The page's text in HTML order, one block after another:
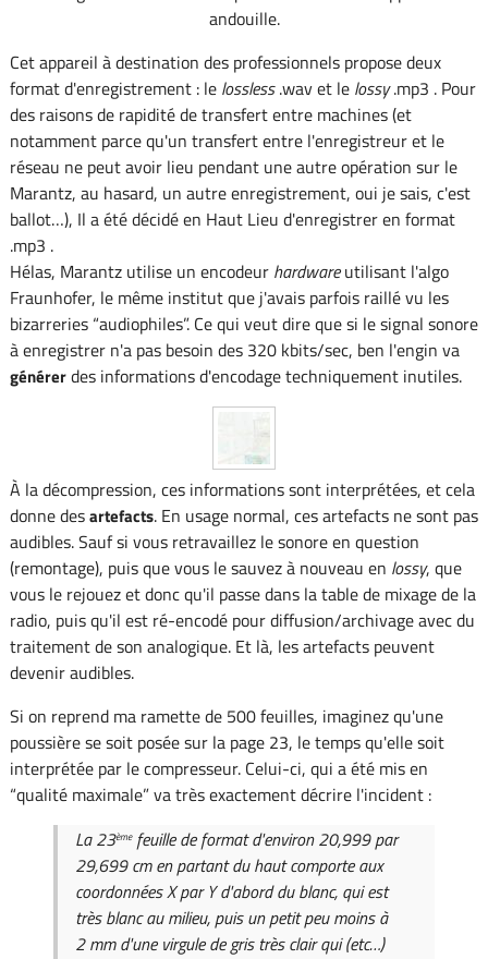
andouille.
Cet appareil à destination des professionnels propose deux
format d'enregistrement : le lossless.wav et le lossy.mp3 . Pour
des raisons de rapidité de transfert entre machines (et
notamment parce qu'un transfert entre l'enregistreur et le
réseau ne peut avoir lieu pendant une autre opération sur le
Marantz, au hasard, un autre enregistrement, oui je sais, c'est
ballot…), Il a été décidé en Haut Lieu d'enregistrer en format
.mp3 .
Hélas, Marantz utilise un encodeur hardwareutilisant l'algo
Fraunhofer, le même institut que j'avais parfois raillé vu les
bizarreries “audiophiles”. Ce qui veut dire que si le signal sonore
à enregistrer n'a pas besoin des 320 kbits/sec, ben l'engin va
générerdes informations d'encodage techniquement inutiles.
À la décompression, ces informations sont interprétées, et cela
donne desartefacts. En usage normal, ces artefacts ne sont pas
audibles. Sauf si vous retravaillez le sonore en question
(remontage), puis que vous le sauvez à nouveau en lossy, que
vous le rejouez et donc qu'il passe dans la table de mixage de la
radio, puis qu'il est ré-encodé pour diffusion/archivage avec du
traitement de son analogique. Et là, les artefacts peuvent
devenir audibles.
Si on reprend ma ramette de 500 feuilles, imaginez qu'une
poussière se soit posée sur la page 23, le temps qu'elle soit
interprétée par le compresseur. Celui-ci, qui a été mis en
“qualité maximale” va très exactement décrire l'incident :
La 23èmefeuille de format d'environ 20,999 par
29,699 cm en partant du haut comporte aux
coordonnées X par Y d'abord du blanc, qui est
très blanc au milieu, puis un petit peu moins à
2 mm d'une virgule de gris très clair qui(etc…)